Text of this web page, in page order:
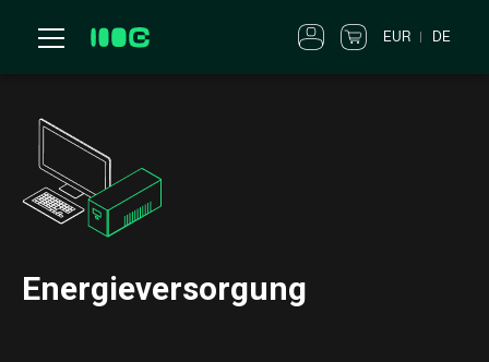
EUR DE
Energieversorgung